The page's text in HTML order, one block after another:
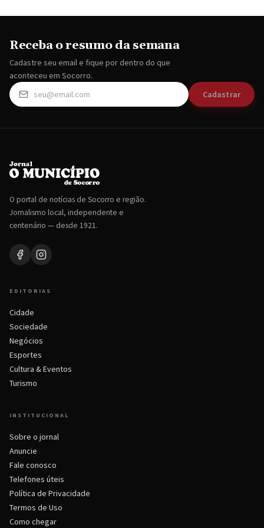
Receba o resumo da semana
Cadastre seu email e fique por dentro do que
aconteceu em Socorro.
Cadastrar
O portal de notícias de Socorro e região.
Jornalismo local, independente e
centenário — desde 1921.
EDITORIAS
Cidade
Sociedade
Negócios
Esportes
Cultura & Eventos
Turismo
INSTITUCIONAL
Sobre o jornal
Anuncie
Fale conosco
Telefones úteis
Política de Privacidade
Termos de Uso
Como chegar